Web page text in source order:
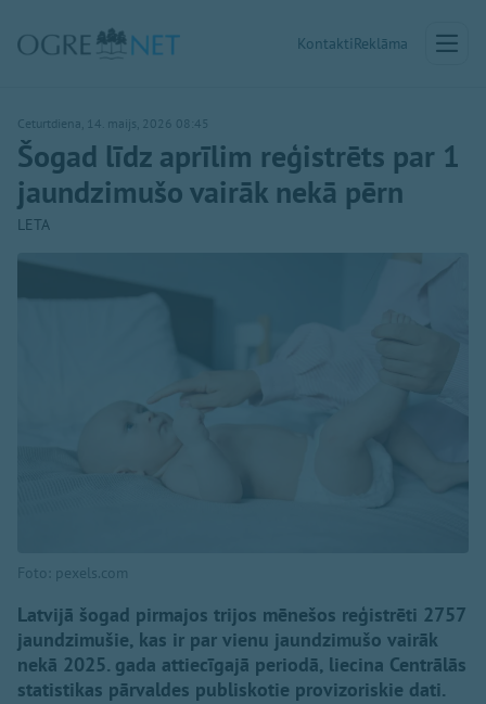
KontaktiReklāma
Ceturtdiena, 14. maijs, 2026 08:45
Šogad līdz aprīlim reģistrēts par 1
jaundzimušo vairāk nekā pērn
LETA
Foto: pexels.com
Latvijā šogad pirmajos trijos mēnešos reģistrēti 2757
jaundzimušie, kas ir par vienu jaundzimušo vairāk
nekā 2025. gada attiecīgajā periodā, liecina Centrālās
statistikas pārvaldes publiskotie provizoriskie dati.